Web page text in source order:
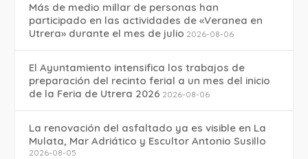
Más de medio millar de personas han
participado en las actividades de «Veranea en
Utrera» durante el mes de julio 2026-08-06
El Ayuntamiento intensifica los trabajos de
preparación del recinto ferial a un mes del inicio
de la Feria de Utrera 2026 2026-08-06
La renovación del asfaltado ya es visible en La
Mulata, Mar Adriático y Escultor Antonio Susillo
2026-08-05